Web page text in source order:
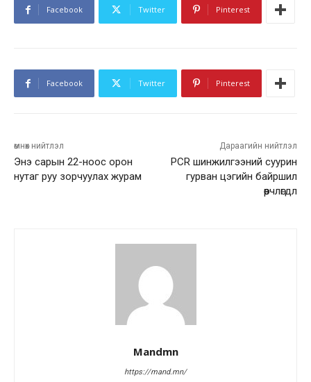
Facebook Twitter Pinterest
Facebook Twitter Pinterest
өмнөх нийтлэл
Энэ сарын 22-ноос орон
нутаг руу зорчуулах журам
Дараагийн нийтлэл
PCR шинжилгээний суурин
гурван цэгийн байршил
өөрчлөгдлөө
Mandmn
https://mand.mn/